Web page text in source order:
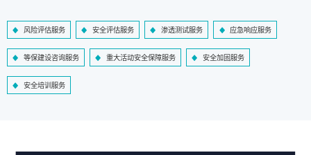
风险评估服务 安全评估服务 渗透测试服务 应急响应服务
等保建设咨询服务 重大活动安全保障服务 安全加固服务
安全培训服务